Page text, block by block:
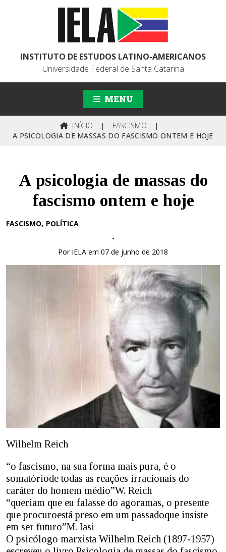
INSTITUTO DE ESTUDOS LATINO-AMERICANOS
Universidade Federal de Santa Catarina
MENU
INÍCIO | FASCISMO
|
A PSICOLOGIA DE MASSAS DO FASCISMO ONTEM E HOJE
A psicologia de massas do
fascismo ontem e hoje
FASCISMO POLÍTICA
-
Por IELA em 07 de junho de 2018
Wilhelm Reich
“o fascismo, na sua forma mais pura, é o
somatóriode todas as reações irracionais do
caráter do homem médio”W. Reich
“queriam que eu falasse do agoramas, o presente
que procuroestá preso em um passadoque insiste
em ser futuro”M. Iasi
O psicólogo marxista Wilhelm Reich (1897-1957)